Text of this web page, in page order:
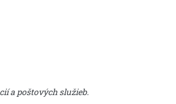
a poštových služieb.